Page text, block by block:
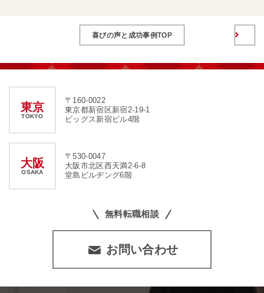
喜びの声と成功事例TOP
東京
TOKYO
〒160-0022
東京都新宿区新宿2-19-1
ビッグス新宿ビル4階
大阪
OSAKA
〒530-0047
大阪市北区西天満2-6-8
堂島ビルヂング6階
無料転職相談
お問い合わせ